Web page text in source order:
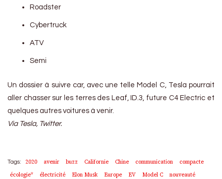
Roadster
Cybertruck
ATV
Semi
Un dossier à suivre car, avec une telle Model C, Tesla pourrait
aller chasser sur les terres des Leaf, ID.3, future C4 Electric et
quelques autres voitures à venir.
Via Tesla, Twitter.
Tags: 2020 avenir buzz Californie Chine communication
compacte
écologie*
électricité Elon Musk Europe EV Model C
nouveauté